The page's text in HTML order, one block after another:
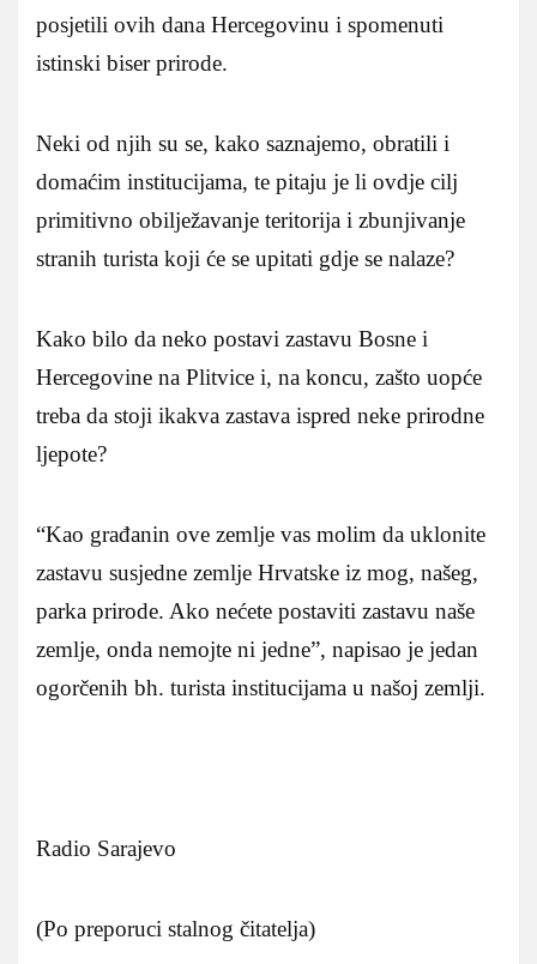
posjetili ovih dana Hercegovinu i spomenuti
istinski biser prirode.
Neki od njih su se, kako saznajemo, obratili i
domaćim institucijama, te pitaju je li ovdje cilj
primitivno obilježavanje teritorija i zbunjivanje
stranih turista koji će se upitati gdje se nalaze?
Kako bilo da neko postavi zastavu Bosne i
Hercegovine na Plitvice i, na koncu, zašto uopće
treba da stoji ikakva zastava ispred neke prirodne
ljepote?
“Kao građanin ove zemlje vas molim da uklonite
zastavu susjedne zemlje Hrvatske iz mog, našeg,
parka prirode. Ako nećete postaviti zastavu naše
zemlje, onda nemojte ni jedne”, napisao je jedan
ogorčenih bh. turista institucijama u našoj zemlji.
Radio Sarajevo
(Po preporuci stalnog čitatelja)